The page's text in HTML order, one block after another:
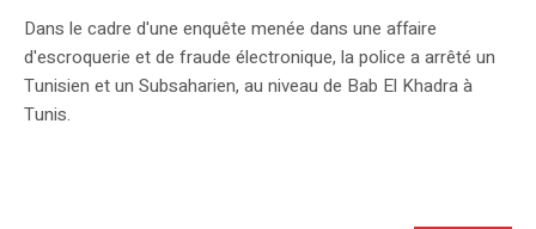
Dans le cadre d'une enquête menée dans une affaire
d'escroquerie et de fraude électronique, la police a arrêté un
Tunisien et un Subsaharien, au niveau de Bab El Khadra à
Tunis.